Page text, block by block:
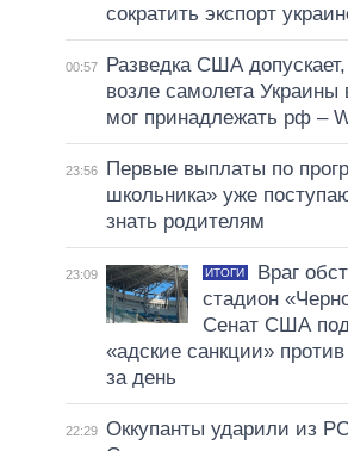
сократить экспорт
00:57
Разведка США
возле самолета Украины
мог принадлежать рф –
23:56
Первые выплаты по
школьника» уже
знать родителям
23:09 ИТОГИ
Враг
стадион
Сенат США
«адские санкции»
за день
22:29 Оккупанты ударили из